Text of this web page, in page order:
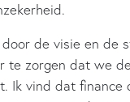
de visie en de
te zorgen dat we
Ik vind dat